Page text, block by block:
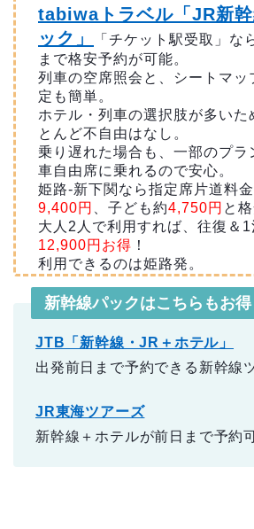
tabiwaトラベル「JR新
ック」
「チケット駅受取」な
まで格安予約が可能。
列車の空席照会と、シートマッ
定も簡単。
ホテル・列車の選択肢が多いた
とんど不自由はなし。
乗り遅れた場合も、一部のプラ
車自由席に乗れるので安心。
姫路-新下関なら指定席片道料
9,400円
、子ども約4,750円 と格
大人2人で利用すれば、往復＆
12,900円お得 ！
利用できるのは姫路発。
新幹線パックはこちらもお得
JTB「新幹線・JR＋ホテル」
出発前日まで予約できる新幹線
JR東海ツアーズ
新幹線＋ホテルが前日まで予約可